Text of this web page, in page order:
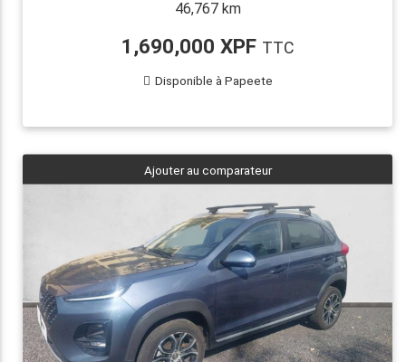
46,767 km
1,690,000 XPF TTC
Disponible à Papeete
Ajouter au comparateur